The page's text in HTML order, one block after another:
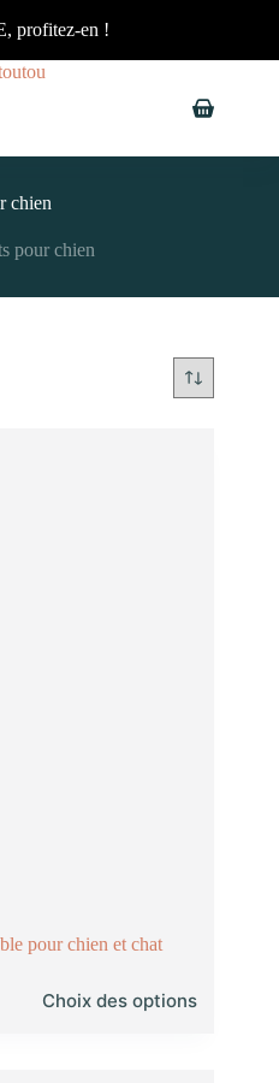
profitez-en !
chien
pour chien
pour chien et chat
Choix des options